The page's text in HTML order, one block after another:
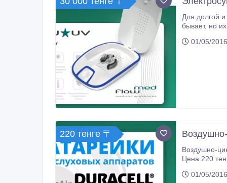
Для долгой
бывает, но их можно создать. Электрические сушилки Dry-Star UV предназначены именно для этого. Внутри капсулы
и вирусов.
01/05/
220 тенге 〒
Воздушно-цинковые
Цена 220
01/05/